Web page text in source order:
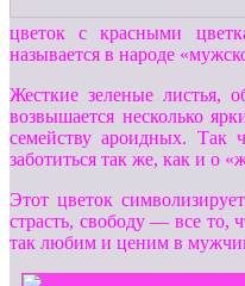
цветок с красными
называется в народе
Жесткие зеленые листья,
возвышается несколько
семейству ароидных. Так
заботиться так же, как и о
Этот цветок
страсть, свободу — все
так любим и ценим в